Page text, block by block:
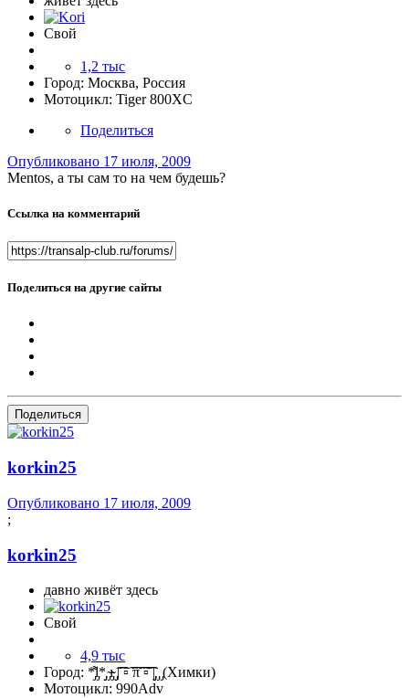
Свой
1,2 тыс
Город: Москва, Россия
Мотоцикл: Tiger 800XC
Поделиться
Опубликовано 17 июля, 2009
Mentos, а ты сам то на чем будешь?
Ссылка на комментарий
Поделиться на другие сайты
Поделиться
korkin25
Опубликовано 17 июля, 2009
;
korkin25
давно живёт здесь
Свой
4,9 тыс
Город: *̡͌l̡*̡̡ ̴̡ı̴̴̡ ̡̡͡|͡͡͡ ▫͡ ͡͡π͡͡ ͡▫͡͡ |̡̡̡ ̡ ̡(Химки)
Мотоцикл: 990Adv